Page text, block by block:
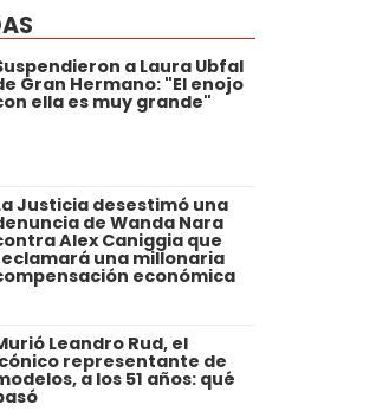
a Laura Ubfal
Gran Hermano: "El enojo
ella es muy grande"
Justicia desestimó una
de Wanda Nara
Alex Caniggia que
una millonaria
económica
Leandro Rud, el
representante de
a los 51 años: qué